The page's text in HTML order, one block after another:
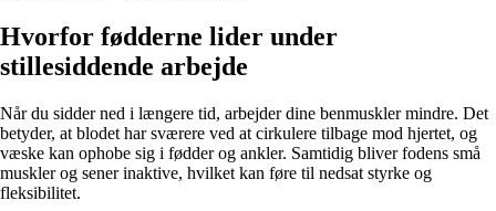
Hvorfor fødderne lider under
stillesiddende arbejde
Når du sidder ned i længere tid, arbejder dine benmuskler mindre. Det
betyder, at blodet har sværere ved at cirkulere tilbage mod hjertet, og
væske kan ophobe sig i fødder og ankler. Samtidig bliver fodens små
muskler og sener inaktive, hvilket kan føre til nedsat styrke og
fleksibilitet.